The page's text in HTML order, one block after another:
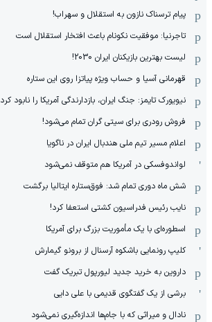
پیام ترسناک نازون به استقلال و سهراب!
تاجرنیا: موفقیت نکونام باعث افتخار استقلال است
لیست بهترین بازیکنان ایران 2030!
قهرمانی آسیا و حساب ویژه پیاتزا روی این ستاره
نیویورک تایمز: جنگ ایران، بازدارندگی آمریکا را نابود کرد
فروش رودری برای سیتی گران تمام می‌شود!
اعلام مسیر تیم ملی هندبال ایران در ناگویا
لواندوفسکی در آمریکا هم متوقف نمی‌شود
شش ماه دوری تمام شد: فوق‌ستاره ایتالیا برگشت
نایب رئیس فدراسیون کشتی استعفا کرد!
اسطوره‌ای با یک مأموریت بزرگ برای آمریکا
کلیپ رونمایی باشکوه آرسنال از برونو گیمارش
داروین به خرید جدید لیورپول تبریک گفت
برشی از یک گفتگوی قدیمی با علی دایی
نادال و میراثی که با جام‌ها اندازه‌گیری نمی‌شود